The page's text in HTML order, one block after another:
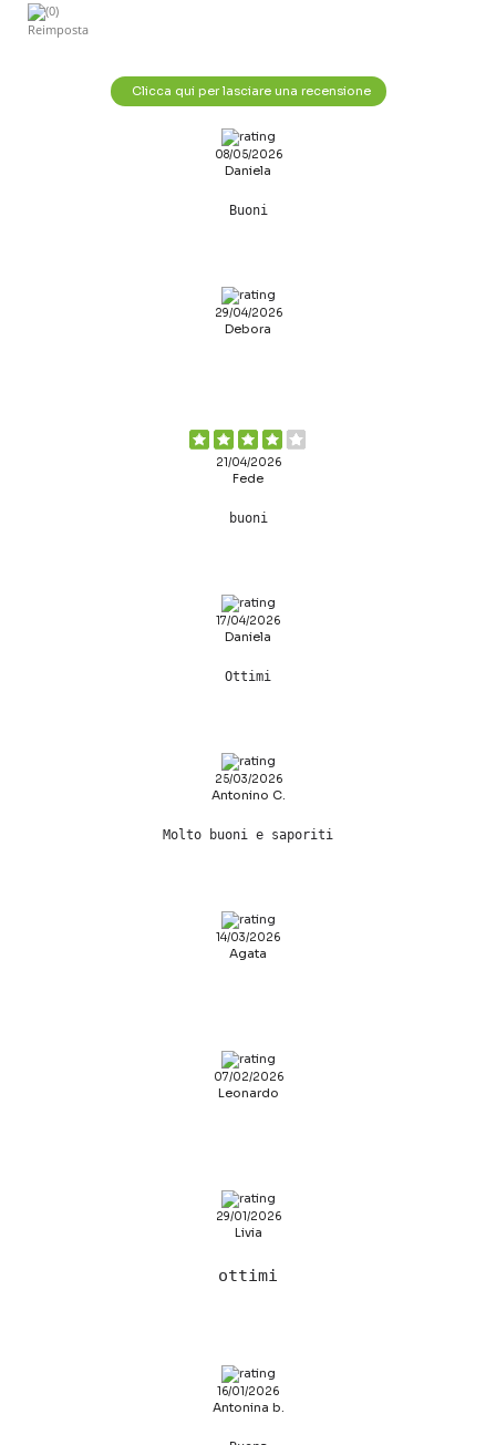
(0)
Reimposta
Clicca qui per lasciare una recensione
08/05/2026
Daniela
Buoni
29/04/2026
Debora
21/04/2026
Fede
buoni
17/04/2026
Daniela
Ottimi
25/03/2026
Antonino C.
Molto buoni e saporiti
14/03/2026
Agata
07/02/2026
Leonardo
29/01/2026
Livia
ottimi
16/01/2026
Antonina b.